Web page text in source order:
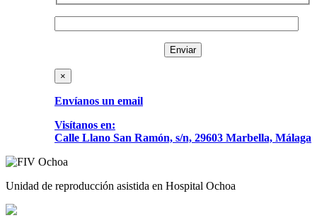
×
Envíanos un email
Visítanos en:
Calle Llano San Ramón, s/n, 29603 Marbella, Málaga
Unidad de reproducción asistida en Hospital Ochoa